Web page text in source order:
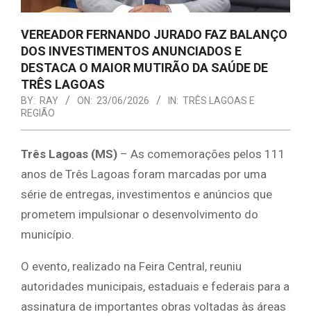
VEREADOR FERNANDO JURADO FAZ BALANÇO
DOS INVESTIMENTOS ANUNCIADOS E
DESTACA O MAIOR MUTIRÃO DA SAÚDE DE
TRÊS LAGOAS
BY: RAY ON: 23/06/2026 IN: TRÊS LAGOAS E
REGIÃO
Três Lagoas (MS) – As comemorações pelos 111
anos de Três Lagoas foram marcadas por uma
série de entregas, investimentos e anúncios que
prometem impulsionar o desenvolvimento do
município.
O evento, realizado na Feira Central, reuniu
autoridades municipais, estaduais e federais para a
assinatura de importantes obras voltadas às áreas